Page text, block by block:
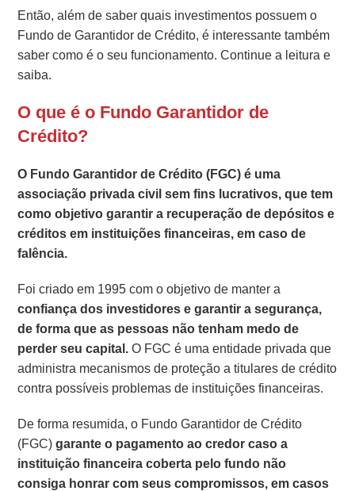
Então, além de saber quais investimentos possuem o
Fundo de Garantidor de Crédito, é interessante também
saber como é o seu funcionamento. Continue a leitura e
saiba.
O que é o Fundo Garantidor de
Crédito?
O Fundo Garantidor de Crédito (FGC) é uma
associação privada civil sem fins lucrativos, que tem
como objetivo garantir a recuperação de depósitos e
créditos em instituições financeiras, em caso de
falência.
Foi criado em 1995 com o objetivo de manter a
confiança dos investidores e garantir a segurança,
de forma que as pessoas não tenham medo de
perder seu capital.O FGC é uma entidade privada que
administra mecanismos de proteção a titulares de crédito
contra possíveis problemas de instituições financeiras.
De forma resumida, o Fundo Garantidor de Crédito
(FGC)garante o pagamento ao credor caso a
instituição financeira coberta pelo fundo não
consiga honrar com seus compromissos, em casos